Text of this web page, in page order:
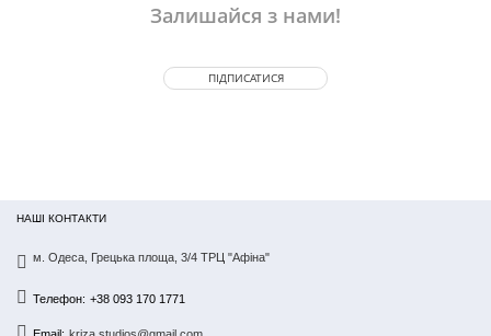
Залишайся з нами!
ПІДПИСАТИСЯ
НАШІ КОНТАКТИ
м. Одеса, Грецька площа, 3/4 ТРЦ "Афіна"
Телефон: +38 093 170 1771
Email: kriza.studios@gmail.com